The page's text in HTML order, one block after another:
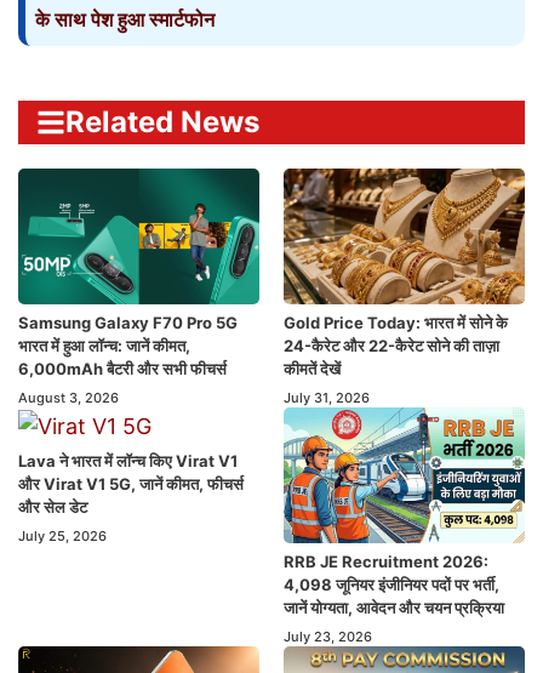
के साथ पेश हुआ स्मार्टफोन
Related News
Samsung Galaxy F70 Pro 5G
भारत में हुआ लॉन्च: जानें कीमत,
6,000mAh बैटरी और सभी फीचर्स
August 3, 2026
Gold Price Today: भारत में सोने के
24-कैरेट और 22-कैरेट सोने की ताज़ा
कीमतें देखें
July 31, 2026
Lava ने भारत में लॉन्च किए Virat V1
और Virat V1 5G, जानें कीमत, फीचर्स
और सेल डेट
July 25, 2026
RRB JE Recruitment 2026:
4,098 जूनियर इंजीनियर पदों पर भर्ती,
जानें योग्यता, आवेदन और चयन प्रक्रिया
July 23, 2026